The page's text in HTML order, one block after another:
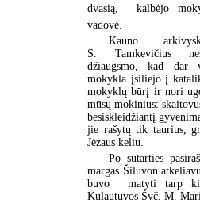
dvasią,  kalbėjo
vadovė.
Kauno
S. Tamkevičius
džiaugsmo, kad dar
mokykla įsiliejo į
mokyklų būrį ir nori
mūsų mokinius:
besiskleidžiantį
jie rašytų tik taurius,
Jėzaus keliu.
Po sutarties
margas Šiluvon
buvo matyti tarp kitų
Kulautuvos Švč. M.